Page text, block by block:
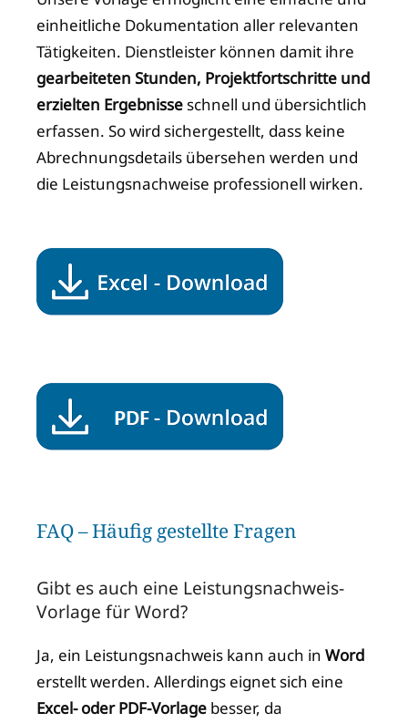
einheitliche Dokumentation aller relevanten
Tätigkeiten. Dienstleister können damit ihre
gearbeiteten Stunden, Projektfortschritte und
erzielten Ergebnisse schnell und übersichtlich
erfassen. So wird sichergestellt, dass keine
Abrechnungsdetails übersehen werden und
die Leistungsnachweise professionell wirken.
FAQ – Häufig gestellte Fragen
Gibt es auch eine Leistungsnachweis-
Vorlage für Word?
Ja, ein Leistungsnachweis kann auch in Word
erstellt werden. Allerdings eignet sich eine
Excel- oder PDF-Vorlage besser, da